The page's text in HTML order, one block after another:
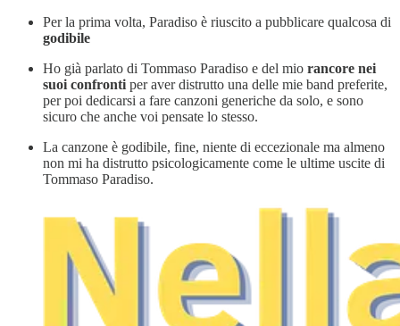
Per la prima volta, Paradiso è riuscito a pubblicare qualcosa di
godibile
Ho già parlato di Tommaso Paradiso e del mio rancore nei
suoi confronti per aver distrutto una delle mie band preferite,
per poi dedicarsi a fare canzoni generiche da solo, e sono
sicuro che anche voi pensate lo stesso.
La canzone è godibile, fine, niente di eccezionale ma almeno
non mi ha distrutto psicologicamente come le ultime uscite di
Tommaso Paradiso.